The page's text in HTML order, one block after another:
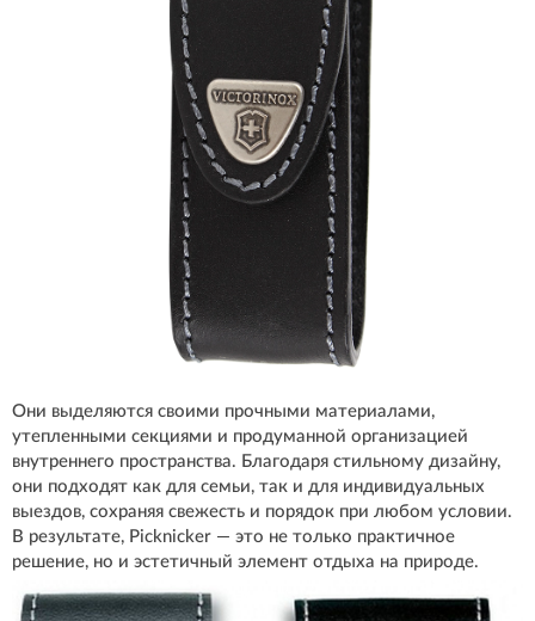
Они выделяются своими прочными материалами,
утепленными секциями и продуманной организацией
внутреннего пространства. Благодаря стильному дизайну,
они подходят как для семьи, так и для индивидуальных
выездов, сохраняя свежесть и порядок при любом условии.
В результате, Picknicker — это не только практичное
решение, но и эстетичный элемент отдыха на природе.